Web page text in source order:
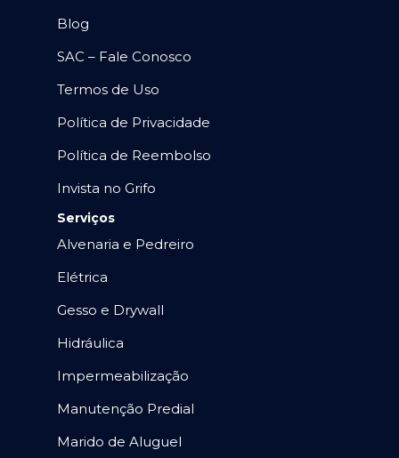
Blog
SAC – Fale Conosco
Termos de Uso
Política de Privacidade
Política de Reembolso
Invista no Grifo
Serviços
Alvenaria e Pedreiro
Elétrica
Gesso e Drywall
Hidráulica
Impermeabilização
Manutenção Predial
Marido de Aluguel